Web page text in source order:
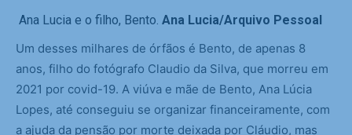
Ana Lucia e o filho, Bento. Ana Lucia/Arquivo Pessoal
Um desses milhares de órfãos é Bento, de apenas 8
anos, filho do fotógrafo Claudio da Silva, que morreu em
2021 por covid-19. A viúva e mãe de Bento, Ana Lúcia
Lopes, até conseguiu se organizar financeiramente, com
a ajuda da pensão por morte deixada por Cláudio, mas